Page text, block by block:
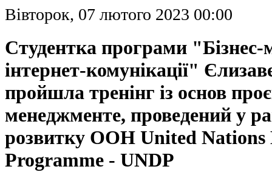
Вівторок, 07 лютого 2023 00:00
Студентка програми "Бізнес-
інтернет-комунікації"
пройшла тренінг із основ
менеджментe, проведений у
розвитку ООН United Nations
Programme - UNDP